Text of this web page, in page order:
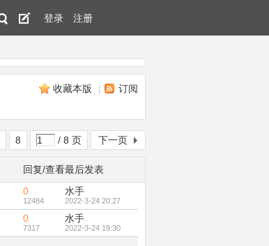
登录 注册
收藏本版 | 订阅
8 / 8 页 下一页
回复/查看最后发表
0
12484
水手
2022-3-24 20:27
0
7317
水手
2022-3-24 19:30